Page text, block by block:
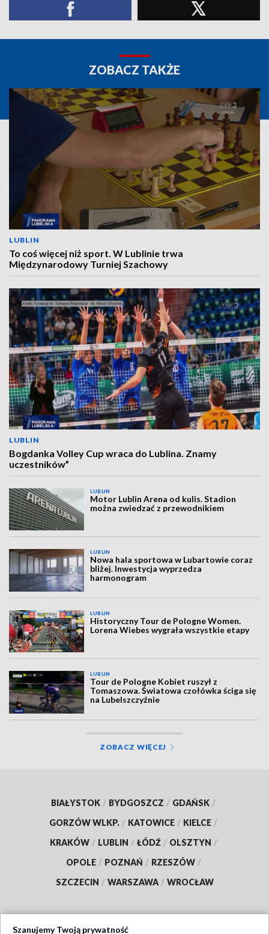
ZOBACZ TAKŻE
LUBLIN
To coś więcej niż sport. W Lublinie trwa
Międzynarodowy Turniej Szachowy
LUBLIN
Bogdanka Volley Cup wraca do Lublina. Znamy
uczestników”
LUBLIN
Motor Lublin Arena od kulis. Stadion
można zwiedzać z przewodnikiem
LUBLIN
Nowa hala sportowa w Lubartowie coraz
bliżej. Inwestycja wyprzedza
harmonogram
LUBLIN
Historyczny Tour de Pologne Women.
Lorena Wiebes wygrała wszystkie etapy
LUBLIN
Tour de Pologne Kobiet ruszył z
Tomaszowa. Światowa czołówka ściga się
na Lubelszczyźnie
ZOBACZ WIĘCEJ
BIAŁYSTOK / BYDGOSZCZ / GDAŃSK /
GORZÓW WLKP. / KATOWICE / KIELCE /
KRAKÓW / LUBLIN / ŁÓDŹ / OLSZTYN /
OPOLE / POZNAŃ / RZESZÓW /
SZCZECIN / WARSZAWA / WROCŁAW
Szanujemy Twoją prywatność